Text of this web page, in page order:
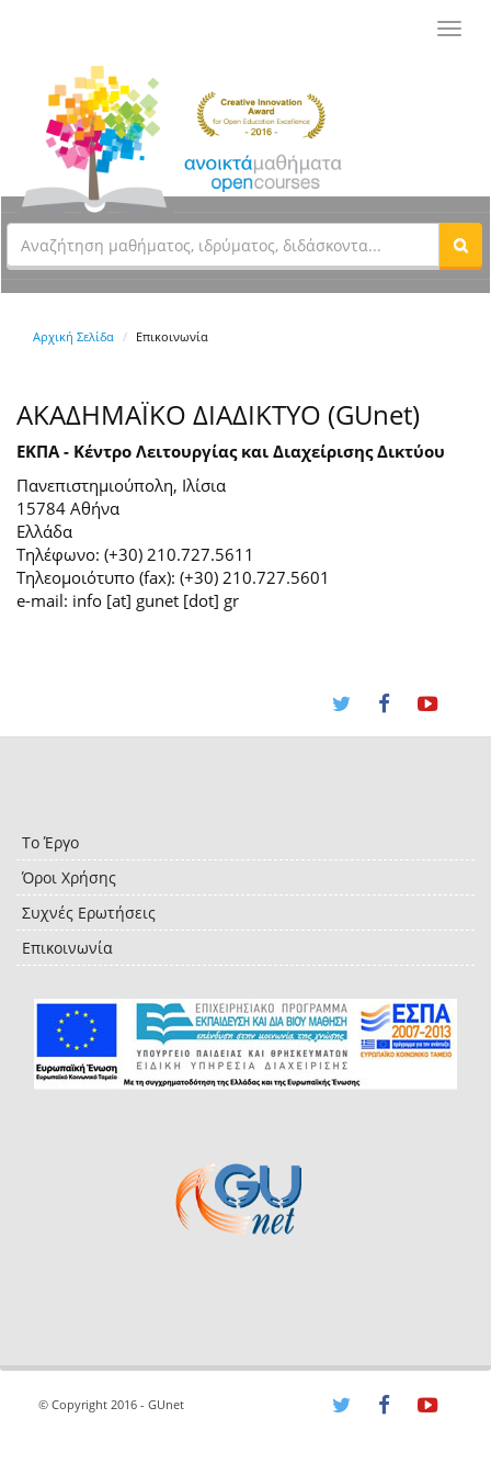
Αρχική Σελίδα Επικοινωνία
ΑΚΑΔΗΜΑΪΚΟ ΔΙΑΔΙΚΤΥΟ (GUnet)
ΕΚΠΑ - Κέντρο Λειτουργίας και Διαχείρισης Δικτύου
Πανεπιστημιούπολη, Ιλίσια
15784 Αθήνα
Ελλάδα
Τηλέφωνο: (+30) 210.727.5611
Τηλεομοιότυπο (fax): (+30) 210.727.5601
e-mail: info [at] gunet [dot] gr
Το Έργο
Όροι Χρήσης
Συχνές Ερωτήσεις
Επικοινωνία
© Copyright 2016 - GUnet